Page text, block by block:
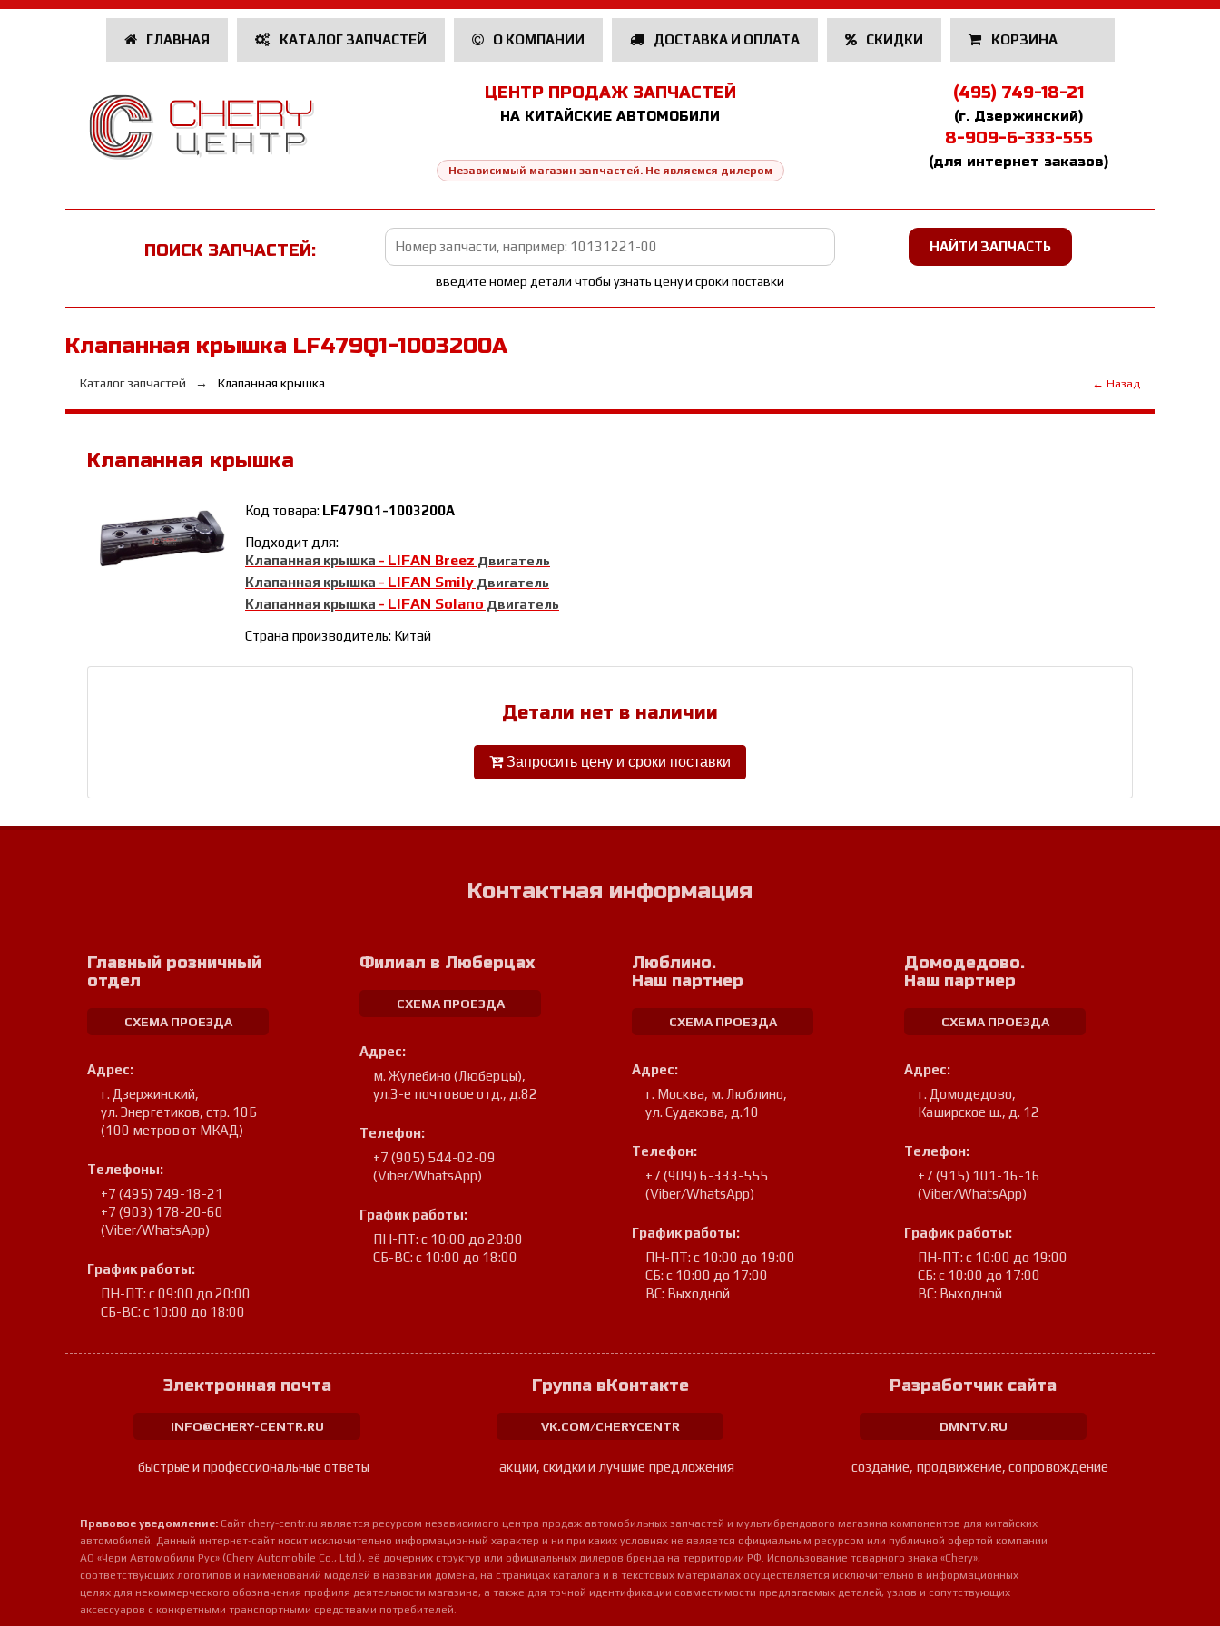
ГЛАВНАЯ КАТАЛОГ ЗАПЧАСТЕЙ О КОМПАНИИ ДОСТАВКА И ОПЛАТА СКИДКИ КОРЗИНА
ЦЕНТР ПРОДАЖ ЗАПЧАСТЕЙ
НА КИТАЙСКИЕ АВТОМОБИЛИ
Независимый магазин запчастей. Не являемся дилером
(495) 749-18-21
(г. Дзержинский)
8-909-6-333-555
(для интернет заказов)
ПОИСК ЗАПЧАСТЕЙ:
введите номер детали чтобы узнать цену и сроки поставки
Клапанная крышка LF479Q1-1003200A
Каталог запчастей Клапанная крышка ← Назад
Клапанная крышка
Код товара: LF479Q1-1003200A
Подходит для:
Клапанная крышка - LIFAN Breez Двигатель
Клапанная крышка - LIFAN Smily Двигатель
Клапанная крышка - LIFAN Solano Двигатель
Страна производитель: Китай
Детали нет в наличии
Запросить цену и сроки поставки
Контактная информация
Главный розничный
отдел
СХЕМА ПРОЕЗДА
Адрес:
г. Дзержинский,
ул. Энергетиков, стр. 10Б
(100 метров от МКАД)
Телефоны:
+7 (495) 749-18-21
+7 (903) 178-20-60
(Viber/WhatsApp)
График работы:
ПН-ПТ: с 09:00 до 20:00
СБ-ВС: с 10:00 до 18:00
Филиал в Люберцах
СХЕМА ПРОЕЗДА
Адрес:
м. Жулебино (Люберцы),
ул.3-е почтовое отд., д.82
Телефон:
+7 (905) 544-02-09
(Viber/WhatsApp)
График работы:
ПН-ПТ: с 10:00 до 20:00
СБ-ВС: с 10:00 до 18:00
Люблино.
Наш партнер
СХЕМА ПРОЕЗДА
Адрес:
г. Москва, м. Люблино,
ул. Судакова, д.10
Телефон:
+7 (909) 6-333-555
(Viber/WhatsApp)
График работы:
ПН-ПТ: с 10:00 до 19:00
СБ: с 10:00 до 17:00
ВС: Выходной
Домодедово.
Наш партнер
СХЕМА ПРОЕЗДА
Адрес:
г. Домодедово,
Каширское ш., д. 12
Телефон:
+7 (915) 101-16-16
(Viber/WhatsApp)
График работы:
ПН-ПТ: с 10:00 до 19:00
СБ: с 10:00 до 17:00
ВС: Выходной
Электронная почта
INFO@CHERY-CENTR.RU
быстрые и профессиональные ответы
Группа вКонтакте
VK.COM/CHERYCENTR
акции, скидки и лучшие предложения
Разработчик сайта
DMNTV.RU
создание, продвижение, сопровождение
Правовое уведомление: Сайт chery-centr.ru является ресурсом независимого центра продаж автомобильных запчастей и мультибрендового магазина компонентов для китайских
автомобилей. Данный интернет-сайт носит исключительно информационный характер и ни при каких условиях не является официальным ресурсом или публичной офертой компании
АО «Чери Автомобили Рус» (Chery Automobile Co., Ltd.), её дочерних структур или официальных дилеров бренда на территории РФ. Использование товарного знака «Chery»,
соответствующих логотипов и наименований моделей в названии домена, на страницах каталога и в текстовых материалах осуществляется исключительно в информационных
целях для некоммерческого обозначения профиля деятельности магазина, а также для точной идентификации совместимости предлагаемых деталей, узлов и сопутствующих
аксессуаров с конкретными транспортными средствами потребителей.